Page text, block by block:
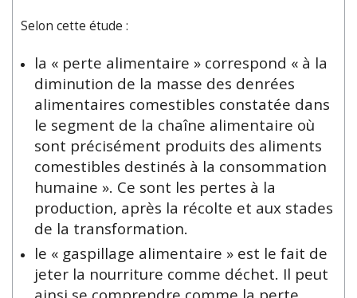
Selon cette étude :
la « perte alimentaire » correspond « à la
diminution de la masse des denrées
alimentaires comestibles constatée dans
le segment de la chaîne alimentaire où
sont précisément produits des aliments
comestibles destinés à la consommation
humaine ». Ce sont les pertes à la
production, après la récolte et aux stades
de la transformation.
le « gaspillage alimentaire » est le fait de
jeter la nourriture comme déchet. Il peut